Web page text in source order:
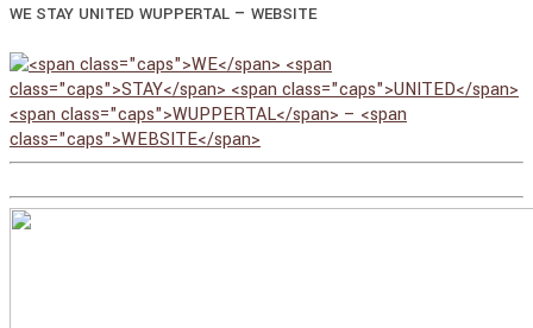
WE STAY UNITED WUPPERTAL – WEBSITE